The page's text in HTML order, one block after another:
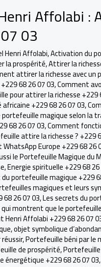
Affolabi :
03
Henri Affolabi,Activation du
la prospérité,Attirer la
attirer la richesse avec un
68 26 07 03,Comment
pour attirer la richesse +229
+229 68 26 07 03,
magique selon la
68 26 07 03,Comment
attire la richesse ? +229
Europe +229 68 26
le Portefeuille Magique du
,Energie spirituelle +229 68
portefeuille magique +229
magiques et leurs
26 07 03,Les secrets du
montrent que le
Henri Affolabi +229 68 26 07
,objet symbolique
,Portefeuille béni par le
de prospérité,
énergétique +229 68 26 07 03,